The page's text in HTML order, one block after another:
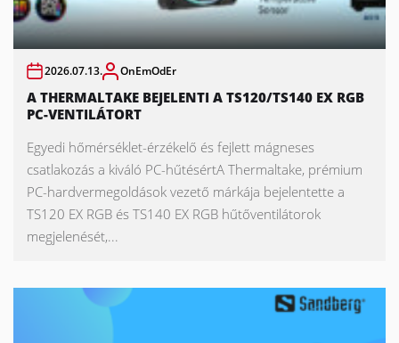
2026.07.13. OnEmOdEr
A THERMALTAKE BEJELENTI A TS120/TS140 EX RGB
PC-VENTILÁTORT
Egyedi hőmérséklet-érzékelő és fejlett mágneses
csatlakozás a kiváló PC-hűtésértA Thermaltake, prémium
PC-hardvermegoldások vezető márkája bejelentette a
TS120 EX RGB és TS140 EX RGB hűtőventilátorok
megjelenését,...